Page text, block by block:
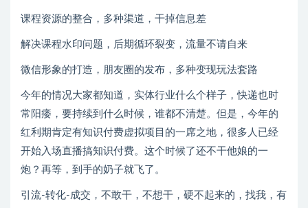
课程资源的整合，多种渠道，干掉信息差
解决课程水印问题，后期循环裂变，流量不请自来
微信形象的打造，朋友圈的发布，多种变现玩法套路
今年的情况大家都知道，实体行业什么个样子，快递也时
常阳痿，要持续到什么时候，谁都不清楚。但是，今年的
红利期肯定有知识付费虚拟项目的一席之地，很多人已经
开始入场直播搞知识付费。这个时候了还不干他娘的一
炮？再等，到手的奶子就飞了。
引流-转化-成交，不敢干，不想干，硬不起来的，找我，有